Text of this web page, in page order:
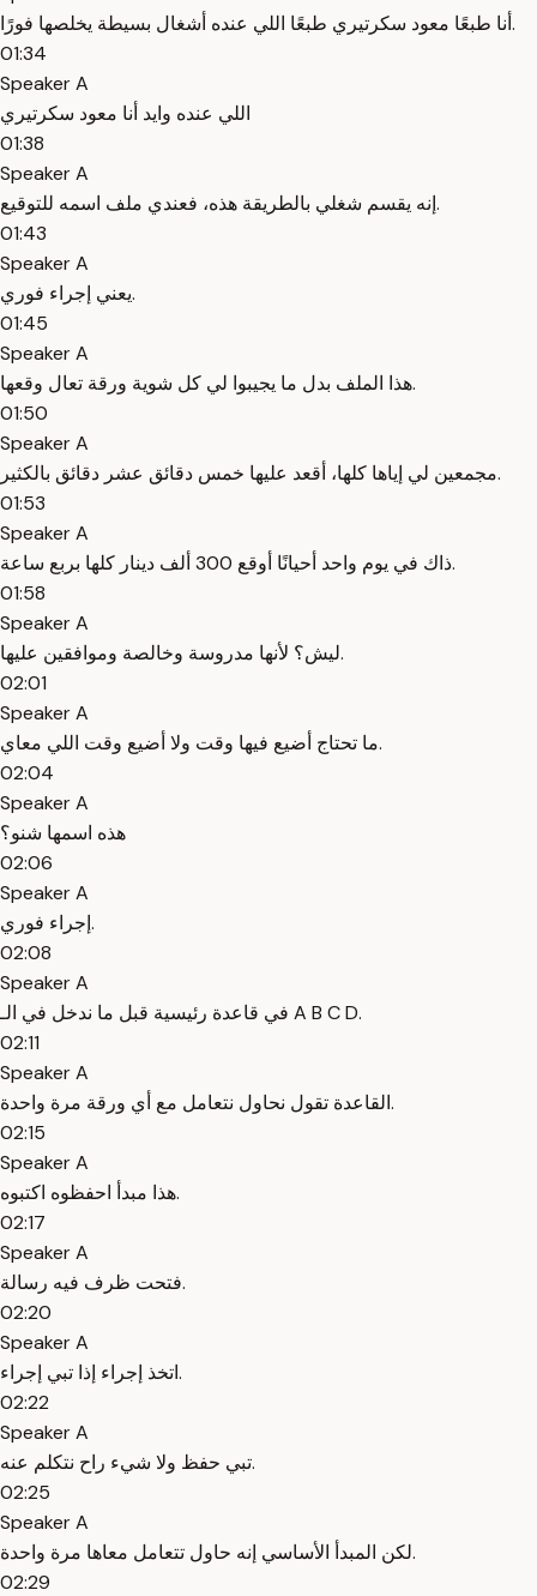
أنا طبعًا معود سكرتيري طبعًا اللي عنده أشغال بسيطة يخلصها فورًا.
01:34
Speaker A
اللي عنده وايد أنا معود سكرتيري
01:38
Speaker A
إنه يقسم شغلي بالطريقة هذه، فعندي ملف اسمه للتوقيع.
01:43
Speaker A
يعني إجراء فوري.
01:45
Speaker A
هذا الملف بدل ما يجيبوا لي كل شوية ورقة تعال وقعها.
01:50
Speaker A
مجمعين لي إياها كلها، أقعد عليها خمس دقائق عشر دقائق بالكثير.
01:53
Speaker A
ذاك في يوم واحد أحيانًا أوقع 300 ألف دينار كلها بربع ساعة.
01:58
Speaker A
ليش؟ لأنها مدروسة وخالصة وموافقين عليها.
02:01
Speaker A
ما تحتاج أضيع فيها وقت ولا أضيع وقت اللي معاي.
02:04
Speaker A
هذه اسمها شنو؟
02:06
Speaker A
إجراء فوري.
02:08
Speaker A
في قاعدة رئيسية قبل ما ندخل في الـ A B C D.
02:11
Speaker A
القاعدة تقول نحاول نتعامل مع أي ورقة مرة واحدة.
02:15
Speaker A
هذا مبدأ احفظوه اكتبوه.
02:17
Speaker A
فتحت ظرف فيه رسالة.
02:20
Speaker A
اتخذ إجراء إذا تبي إجراء.
02:22
Speaker A
تبي حفظ ولا شيء راح نتكلم عنه.
02:25
Speaker A
لكن المبدأ الأساسي إنه حاول تتعامل معاها مرة واحدة.
02:29